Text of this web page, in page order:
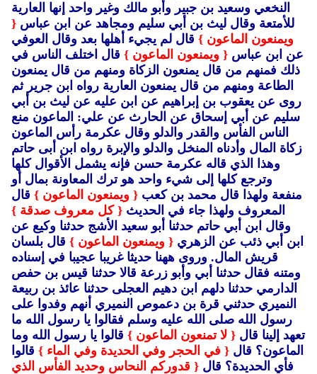
النخعي وسعيد بن جبير وأبو مالك وغير واحد إنها العارية
للأمتعة وقال ليث بن أبي سليم ومجاهد عن ابن عباس {
ويمنعون الماعون } قال لم يجيء أهلها بعد وقال العوفي
عن ابن عباس { ويمنعون الماعون } قال اختلف الناس في
ذلك فمنهم من قال يمنعون الزكاة ومنهم من قال يمنعون
الطاعة ومنهم من قال يمنعون العارية رواه ابن جرير ثم
روى عن يعقوب بن إبراهيم عن ابن عليه عن ليث بن أبي
سليم عن أبي إسحاق عن الحارث عن علي: الماعون منع
الناس الفأس والقدر والدلو وقال عكرمة رأس الماعون
زكاة المال وأدناه المنخل والدلو والإبرة رواه ابن أبى حاتم
وهذا الذي قاله عكرمة حسن فإنه يشمل الأقوال كلها
وترجع كلها إلى شيء واحد هو ترك المعاونة بمال أو
منفعة ولهذا قال محمد بن كعب { ويمنعون الماعون } قال
المعروف ولهذا جاء في الحديث { كل معروف صدقة }
وقال ابن أبي حاتم حدثنا أبو سعيد الأشج حدثنا وكيع عن
ابن أبي ذئب عن الزهري { ويمنعون الماعون } قال بلسان
قريش المال. وروى ههنا حديثا غريبا عجيبا في إسناده
ومتنه فقال حدثنا أبي وأبو زرعة قالا حدثنا قيس بن حفص
الدارمي حدثنا دلهم ابن دهيم العجلى حدثنا عائذ بن ربيعة
النميري حدثني قرة بن دعموص النميري أنهم وفدوا على
رسول الله صلى الله عليه وسلم فقالوا يا رسول الله ما
تعهد إلينا قال { لا تمنعون الماعون } قالوا يا رسول الله وما
الماعون؟ قال { في الحجر وفي الحديدة وفي الماء } قالوا
فأي الحديدة؟ قال { قدوركم النحاس وحديد الفأس الذي